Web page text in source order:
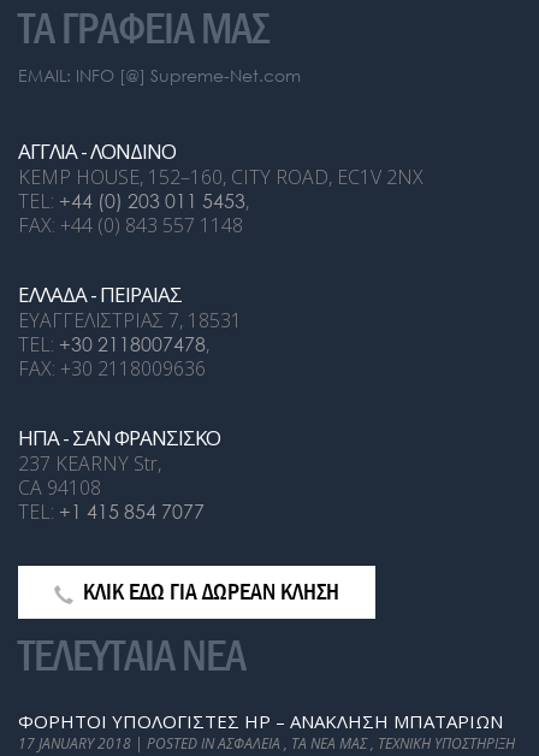
ΤΑ ΓΡΑΦΕΙΑ ΜΑΣ
EMAIL: INFO [@] Supreme-Net.com
ΑΓΓΛΙΑ - ΛΟΝΔΙΝΟ
KEMP HOUSE, 152–160, CITY ROAD, EC1V 2NX
TEL: +44 (0) 203 011 5453,
FAX: +44 (0) 843 557 1148
ΕΛΛΑΔΑ - ΠΕΙΡΑΙΑΣ
ΕΥΑΓΓΕΛΙΣΤΡΙΑΣ 7, 18531
TEL: +30 2118007478,
FAX: +30 2118009636
ΗΠΑ - ΣΑΝ ΦΡΑΝΣΙΣΚΟ
237 KEARNY Str,
CA 94108
TEL: +1 415 854 7077
ΚΛΙΚ ΕΔΩ ΓΙΑ ΔΩΡΕΑΝ ΚΛΗΣΗ
ΤΕΛΕΥΤΑΙΑ ΝΕΑ
ΦΟΡΗΤΟΊ ΥΠΟΛΟΓΙΣΤΈΣ HP – ΑΝΆΚΛΗΣΗ ΜΠΑΤΑΡΙΏΝ
17 JANUARY 2018 | POSTED IN ΑΣΦΆΛΕΙΑ , ΤΑ ΝΈΑ ΜΑΣ , ΤΕΧΝΙΚΉ ΥΠΟΣΤΉΡΙΞΗ